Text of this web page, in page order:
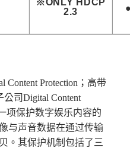
※ONLY HDCP
2.3
Content Protection；高带
司Digital Content
项保护数字娱乐内容的
与声音数据在通过传输
。其保护机制包括了三